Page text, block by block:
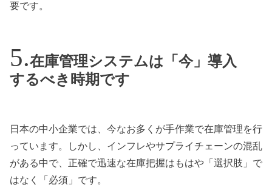
要です。
在庫管理システムは「今」導入
するべき時期です
日本の中小企業では、今なお多くが手作業で在庫管理を行
っています。しかし、インフレやサプライチェーンの混乱
がある中で、正確で迅速な在庫把握はもはや「選択肢」で
はなく「必須」です。